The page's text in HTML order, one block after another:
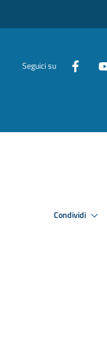
Seguici su
Condividi